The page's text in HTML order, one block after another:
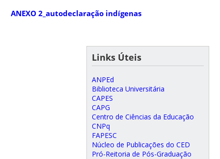
ANEXO 2_autodeclaração indígenas
Links Úteis
ANPEd
Biblioteca Universitária
CAPES
CAPG
Centro de Ciências da Educação
CNPq
FAPESC
Núcleo de Publicações do CED
Pró-Reitoria de Pós-Graduação